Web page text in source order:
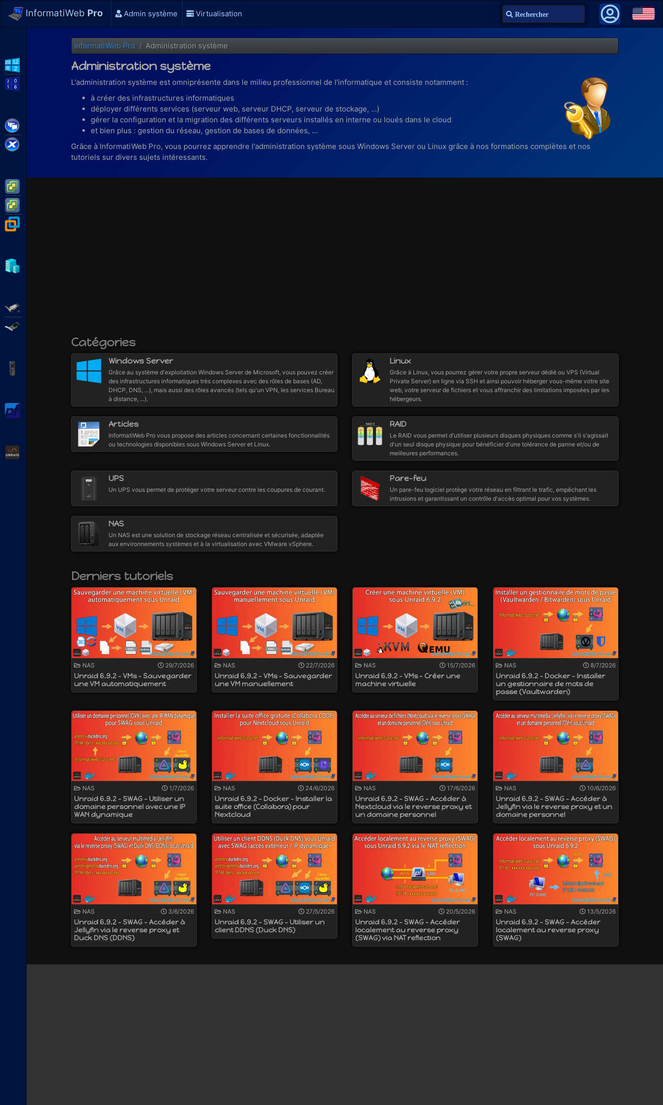
InformatiWeb Pro Admin système Virtualisation Recherche
Citrix XenApp / XenDesktop
Citrix XenServer
APC Back-UPS Pro
InformatiWeb Pro Administration système
Administration système
L'administration système est omniprésente dans le milieu professionnel de l'informatique et consiste notamment :
à créer des infrastructures informatiques
déployer différents services (serveur web, serveur DHCP, serveur de stockage, ...)
gérer la configuration et la migration des différents serveurs installés en interne ou loués dans le cloud
et bien plus : gestion du réseau, gestion de bases de données, ...
Grâce à InformatiWeb Pro, vous pourrez apprendre l'administration système sous Windows Server ou Linux grâce à nos formations complètes et nos
tutoriels sur divers sujets intéressants.
Catégories
Windows Server
Grâce au système d'exploitation Windows Server de Microsoft, vous pouvez créer
des infrastructures informatiques très complexes avec des rôles de bases (AD,
DHCP, DNS, ...), mais aussi des rôles avancés (tels qu'un VPN, les services Bureau
à distance, ...).
Linux
Grâce à Linux, vous pourrez gérer votre propre serveur dédié ou VPS (Virtual
Private Server) en ligne via SSH et ainsi pouvoir héberger vous-même votre site
web, votre serveur de fichiers et vous affranchir des limitations imposées par les
hébergeurs.
Articles
InformatiWeb Pro vous propose des articles concernant certaines fonctionnalités
ou technologies disponibles sous Windows Server et Linux.
RAID
Le RAID vous permet d'utiliser plusieurs disques physiques comme s'il s'agissait
d'un seul disque physique pour bénéficier d'une tolérance de panne et/ou de
meilleures performances.
UPS
Un UPS vous permet de protéger votre serveur contre les coupures de courant.
Pare-feu
Un pare-feu logiciel protège votre réseau en filtrant le trafic, empêchant les
intrusions et garantissant un contrôle d'accès optimal pour vos systèmes.
NAS
Un NAS est une solution de stockage réseau centralisée et sécurisée, adaptée
aux environnements systèmes et à la virtualisation avec VMware vSphere.
Derniers tutoriels
NAS 29/7/2026
Unraid 6.9.2 - VMs - Sauvegarder
une VM automatiquement
NAS 22/7/2026
Unraid 6.9.2 - VMs - Sauvegarder
une VM manuellement
NAS 15/7/2026
Unraid 6.9.2 - VMs - Créer une
machine virtuelle
NAS 8/7/2026
Unraid 6.9.2 - Docker - Installer
un gestionnaire de mots de
passe (Vaultwarden)
NAS 1/7/2026
Unraid 6.9.2 - SWAG - Utiliser un
domaine personnel avec une IP
WAN dynamique
NAS 24/6/2026
Unraid 6.9.2 - Docker - Installer la
suite office (Collabora) pour
Nextcloud
NAS 17/6/2026
Unraid 6.9.2 - SWAG - Accéder à
Nextcloud via le reverse proxy et
un domaine personnel
NAS 10/6/2026
Unraid 6.9.2 - SWAG - Accéder à
Jellyfin via le reverse proxy et un
domaine personnel
NAS 3/6/2026
Unraid 6.9.2 - SWAG - Accéder à
Jellyfin via le reverse proxy et
Duck DNS (DDNS)
NAS 27/5/2026
Unraid 6.9.2 - SWAG - Utiliser un
client DDNS (Duck DNS)
NAS 20/5/2026
Unraid 6.9.2 - SWAG - Accéder
localement au reverse proxy
(SWAG) via NAT reflection
NAS 13/5/2026
Unraid 6.9.2 - SWAG - Accéder
localement au reverse proxy
(SWAG)